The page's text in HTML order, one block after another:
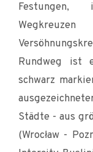
Festungen,
Rundweg ist
schwarz
Städte - aus
(Wrocław -